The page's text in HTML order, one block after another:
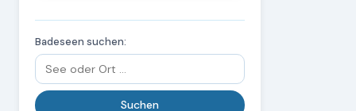
Badeseen suchen: